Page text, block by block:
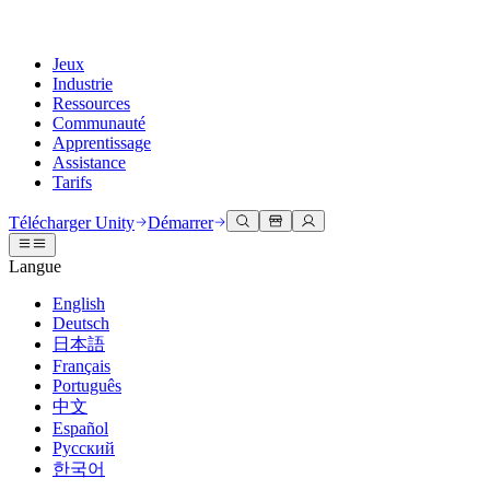
Jeux
Industrie
Ressources
Communauté
Apprentissage
Assistance
Tarifs
Moteur Unity
Créez des jeux 2D et 3D pour n'importe quelle plateforme
Collaboration
Collaborez et itérez rapidement avec votre équipe
Télécharger Unity
Offres et tarifs
Déployez
Multiplateforme
Collaboration 3D
Construisez et révisez des projets 3D en temps réel
Formation immersive
Entraînez-vous dans des environnements immersifs
Expériences client
Créez des expériences interactives 3D
Secteurs
Fabrication
Documentation
Outils de développement
Versions de publication et suivi des problèmes
Feuille de route
Examiner les fonctionnalités à venir
Glossaire
Discussions
Événements
Événements mondiaux et locaux
Histoires de la communauté
Made with Unity
Mise en avant des créateurs Unity
Unity Learn
Maîtrisez les compétences Unity gratuitement
Formation professionnelle
Améliorez votre équipe avec des formateurs Unity
Vous découvrez Unity ?
Démarrer
Démarrez votre apprentissage
Parcours essentiels Unity
Obtenir de l'aide
Vous aider à réussir avec Unity
Plans de succès
Atteignez vos objectifs plus rapidement avec un support expert
FAQ
Réponses aux questions courantes
Contactez-nous.
Connectez-vous avec notre équipe
Télécharger Unity Démarrer
Langue
English
Deutsch
日本語
Français
Português
中文
Español
Русский
한국어